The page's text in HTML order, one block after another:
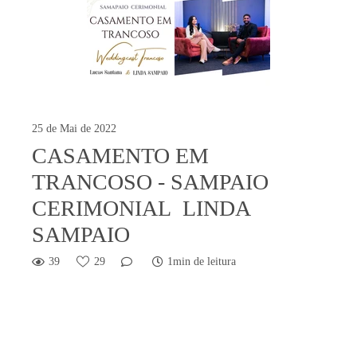
25 de Mai de 2022
CASAMENTO EM
TRANCOSO - SAMPAIO
CERIMONIAL LINDA
SAMPAIO
39 29 1min de leitura